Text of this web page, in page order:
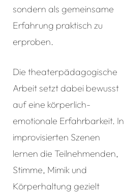
sondern als gemeinsame
Erfahrung praktisch zu
erproben.
Die theaterpädagogische
Arbeit setzt dabei bewusst
auf eine körperlich-
emotionale Erfahrbarkeit. In
improvisierten Szenen
lernen die Teilnehmenden,
Stimme, Mimik und
Körperhaltung gezielt